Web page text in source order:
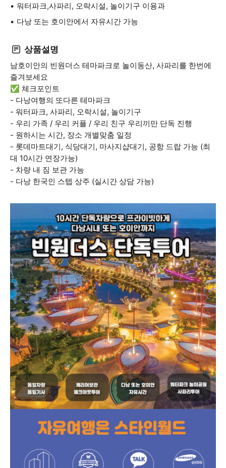
워터파크,사파리, 오락시설, 놀이기구 이용과
다낭 또는 호이안에서 자유시간 가능
상품설명
남호이안의 빈원더스 테마파크로 놀이동산, 사파리를 한번에
즐겨보세요
✅ 체크포인트
- 다낭여행의 또다른 테마파크
- 워터파크, 사파리, 오락시설, 놀이기구
- 우리 가족 / 우리 커플 / 우리 친구 우리끼만 단독 진행
- 원하시는 시간, 장소 개별맞춤 일정
- 롯데마트대기, 식당대기, 마사지샵대기, 공항 드랍 가능 (최
대 10시간 연장가능)
- 차량 내 짐 보관 가능
- 다낭 한국인 스텝 상주 (실시간 상담 가능)